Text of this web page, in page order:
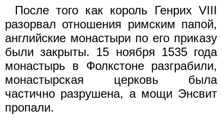
После того как король Генрих VIII
разорвал отношения римским папой,
английские монастыри по его приказу
были закрыты. 15 ноября 1535 года
монастырь в Фолкстоне разграбили,
монастырская церковь была
частично разрушена, а мощи Энсвит
пропали.